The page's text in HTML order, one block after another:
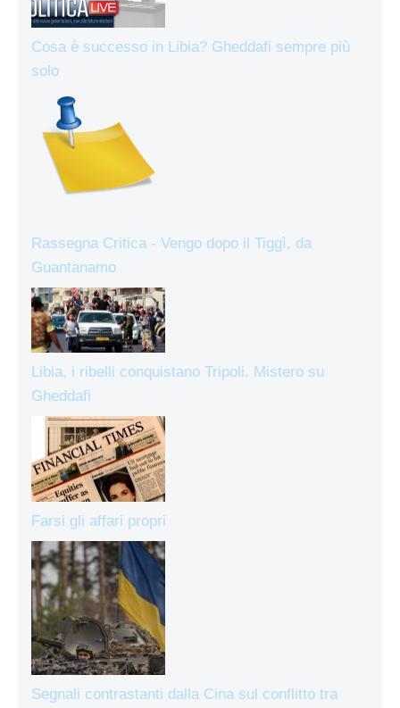
Cosa è successo in Libia? Gheddafi sempre più
solo
Rassegna Critica - Vengo dopo il Tiggì, da
Guantanamo
Libia, i ribelli conquistano Tripoli. Mistero su
Gheddafi
Farsi gli affari propri
Segnali contrastanti dalla Cina sul conflitto tra